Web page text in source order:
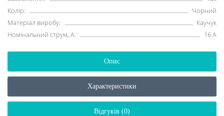
Колір:
Чорний
Матеріал виробу:
Каучук
Номінальний струм, A:
16 A
Опис
Характеристики
Відгуків (0)